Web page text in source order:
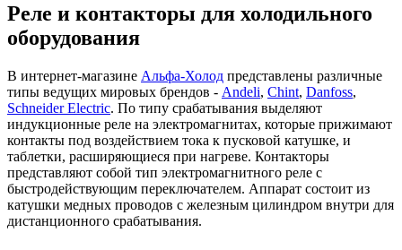
Реле и контакторы для холодильного
оборудования
В интернет-магазине Альфа-Холод представлены различные
типы ведущих мировых брендов - Andeli, Chint, Danfoss,
Schneider Electric. По типу срабатывания выделяют
индукционные реле на электромагнитах, которые прижимают
контакты под воздействием тока к пусковой катушке, и
таблетки, расширяющиеся при нагреве. Контакторы
представляют собой тип электромагнитного реле с
быстродействующим переключателем. Аппарат состоит из
катушки медных проводов с железным цилиндром внутри для
дистанционного срабатывания.